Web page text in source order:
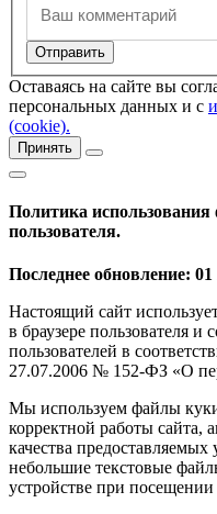
Оставаясь на сайте вы
персональных данных и с
(cookie).
Принять
Политика использования
пользователя.
Последнее обновление:
Настоящий сайт
в браузере пользователя
пользователей в
27.07.2006 № 152-ФЗ «О
Мы используем файлы
корректной работы сайта,
качества
небольшие текстовые
устройстве при посещении